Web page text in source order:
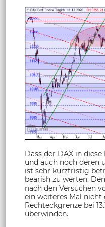
Dass der DAX in
und auch noch deren
ist sehr kurzfristig
bearish zu werten.
nach den Versuchen
ein weiteres Mal nicht
Rechteckgrenze bei
überwinden.